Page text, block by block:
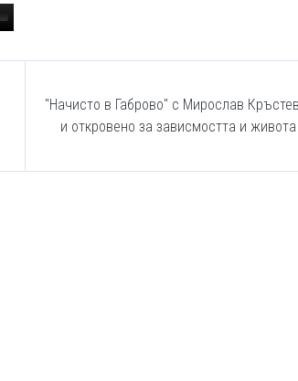
"Начисто в Габрово" с Мирослав
и откровено за зависмостта и